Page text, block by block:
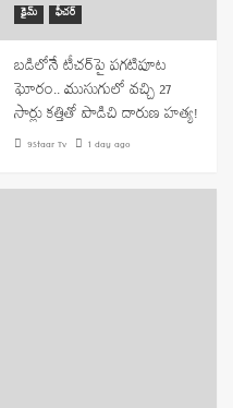
క్రైమ్ ఫీచర్
బడిలోనే టీచర్‌పై పగటిపూట
ఘోరం.. ముసుగులో వచ్చి 27
సార్లు కత్తితో పొడిచి దారుణ హత్య!
9Staar Tv 1 day ago